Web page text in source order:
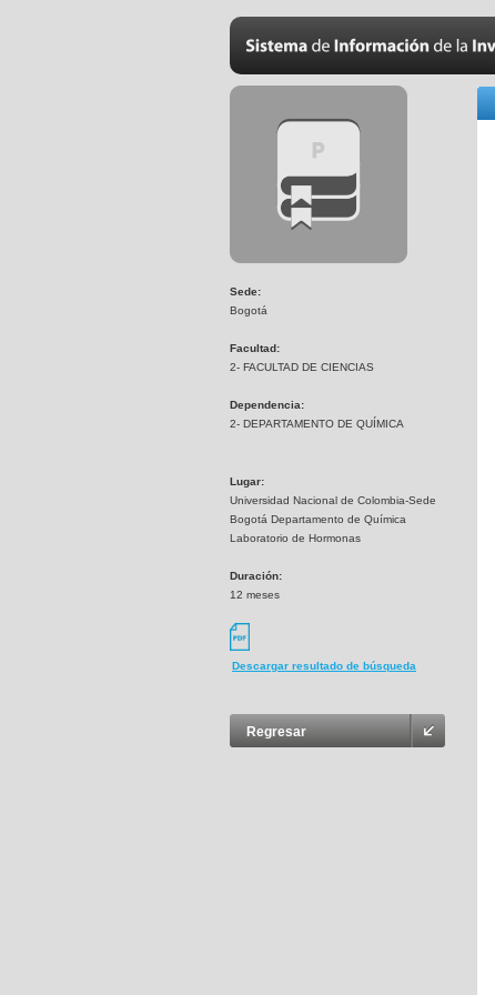
Sede:
Bogotá
Facultad:
2- FACULTAD DE CIENCIAS
Dependencia:
2- DEPARTAMENTO DE QUÍMICA
Lugar:
Universidad Nacional de Colombia-Sede
Bogotá Departamento de Química
Laboratorio de Hormonas
Duración:
12 meses
Descargar resultado de búsqueda
Regresar